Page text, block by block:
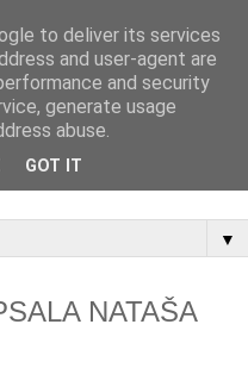
kurzů a co se na nich
▼
NATAŠA
to deliver its services
and user-agent are
and security
generate usage
abuse.
GOT IT